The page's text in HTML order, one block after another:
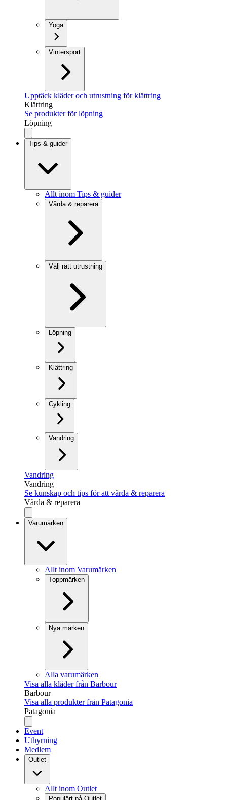
Yoga
Vintersport
Upptäck kläder och utrustning för klättring
Klättring
Se produkter för löpning
Löpning
Tips & guider
Allt inom Tips & guider
Vårda & reparera
Välj rätt utrustning
Löpning
Klättring
Cykling
Vandring
Vandring
Vandring
Se kunskap och tips för att vårda & reparera
Vårda & reparera
Varumärken
Allt inom Varumärken
Toppmärken
Nya märken
Alla varumärken
Visa alla kläder från Barbour
Barbour
Visa alla produkter från Patagonia
Patagonia
Event
Uthyrning
Medlem
Outlet
Allt inom Outlet